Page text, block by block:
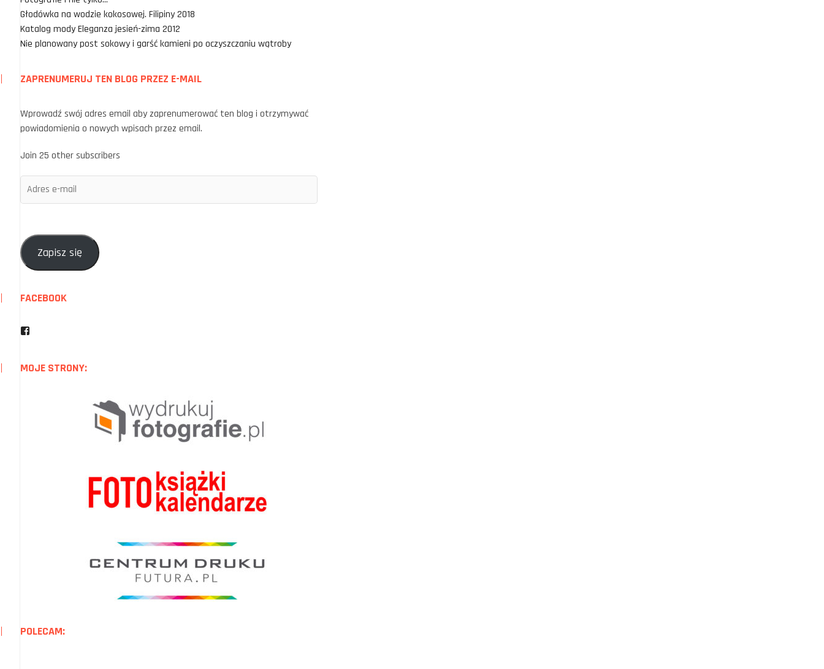
Głodówka na wodzie kokosowej. Filipiny 2018
Katalog mody Eleganza jesień-zima 2012
Nie planowany post sokowy i garść kamieni po oczyszczaniu wątroby
ZAPRENUMERUJ TEN BLOG PRZEZ E-MAIL
Wprowadź swój adres email aby zaprenumerować ten blog i otrzymywać
powiadomienia o nowych wpisach przez email.
Join 25 other subscribers
e-
Zapisz się
FACEBOOK
MOJE STRONY:
POLECAM: